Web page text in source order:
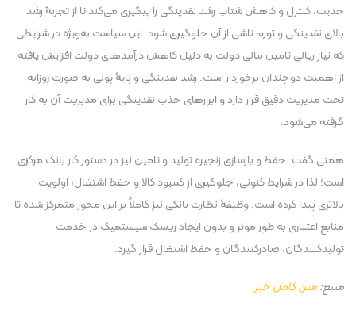
جدیت، کنترل و کاهش شتاب رشد نقدینگی را پیگیری می‌کند تا از تجربۀ رشد
بالای نقدینگی و تورم ناشی از آن جلوگیری شود. این سیاست به‌ویژه در شرایطی
که نیاز ریالی تامین مالی دولت به دلیل کاهش درآمد‌های دولت افزایش یافته
از اهمیت دوچندان برخوردار است. رشد نقدینگی و پایۀ پولی به صورت روزانه
تحت مدیریت دقیق قرار دارد و ابزار‌های جذب نقدینگی برای مدیریت آن به کار
گرفته می‌شود.
همتی گفت: حفظ و بازسازی زنجیره تولید و تامین نیز در دستور کار بانک مرکزی
است؛ لذا در شرایط کنونی، جلوگیری از کمبود کالا و حفظ اشتغال، اولویت
بالاتری پیدا کرده است. وظیفۀ نظارت بانکی نیز کاملاً بر این محور متمرکز شده تا
منابع اعتباری به طور موثر و بدون ایجاد ریسک سیستمیک در خدمت
تولیدکنندگان، صادرکنندگان و حفظ اشتغال قرار گیرد.
منبع:متن کامل خبر